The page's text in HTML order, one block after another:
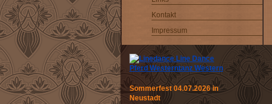
Kontakt
Impressum
Sommerfest 04.07.2026 in
Neustadt